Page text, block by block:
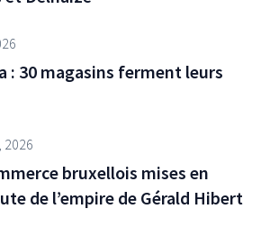
: 30 magasins ferment leurs
2026
bruxellois mises en
de l’empire de Gérald Hibert